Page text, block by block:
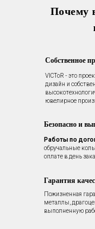
VICToR - это
дизайн и
ювелирное
Работы по
обручальные
оплате в день
Собственное
Безопасно и
Гарантия
Пожизненная
металлы,
выполненную
Почему